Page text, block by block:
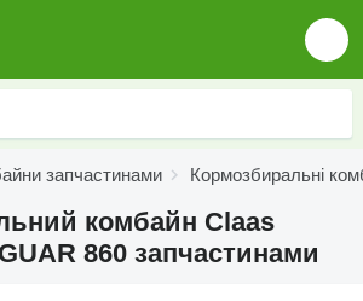
запчастинами Кормозбиральні
комбайн Claas
860 запчастинами